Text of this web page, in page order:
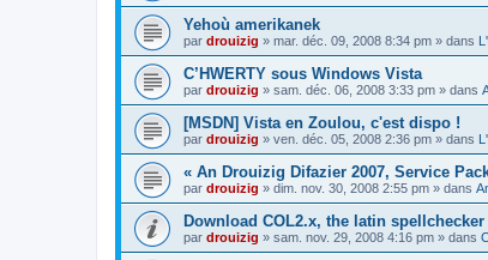
Yehoù amerikanek
par drouizig » mar. déc. 09, 2008 8:34 pm » dans
C’HWERTY sous Windows Vista
par drouizig » sam. déc. 06, 2008 3:33 pm » dans
[MSDN] Vista en Zoulou, c'est dispo !
par drouizig » ven. déc. 05, 2008 2:36 pm » dans
« An Drouizig Difazier 2007, Service
par drouizig » dim. nov. 30, 2008 2:55 pm » dans
Download COL2.x, the latin
par drouizig » sam. nov. 29, 2008 4:16 pm » dans